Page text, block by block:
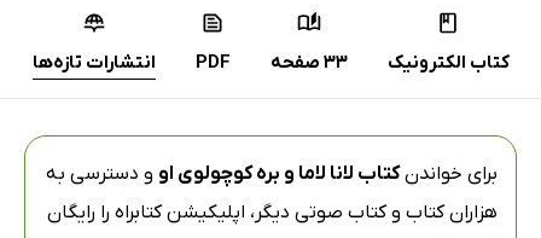
کتاب الکترونیک 33 صفحه PDF انتشارات تازه‌ها
برای خواندنکتاب لانا لاما و بره کوچولوی او و دسترسی به
هزاران کتاب و کتاب صوتی دیگر، اپلیکیشن کتابراه را رایگان